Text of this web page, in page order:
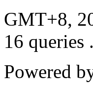
GMT+8,
16 queries .
Powered